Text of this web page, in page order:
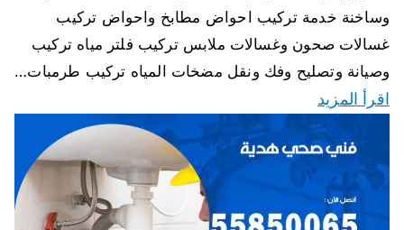
وساخنة خدمة تركيب احواض مطابخ واحواض تركيب
غسالات صحون وغسالات ملابس تركيب فلتر مياه تركيب
وصيانة وتصليح وفك ونقل مضخات المياه تركيب طرمبات…
اقرأ المزيد